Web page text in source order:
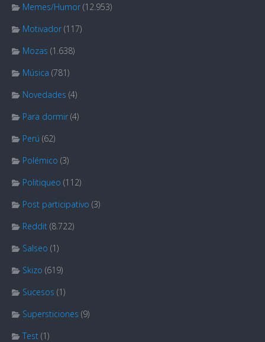
Memes/Humor (12.953)
Motivador (117)
Mozas (1.638)
Música (781)
Novedades (4)
Para dormir (4)
Perú (62)
Polémico (3)
Politiqueo (112)
Post participativo (3)
Reddit (8.722)
Salseo (1)
Skizo (619)
Sucesos (1)
Supersticiones (9)
Test (1)